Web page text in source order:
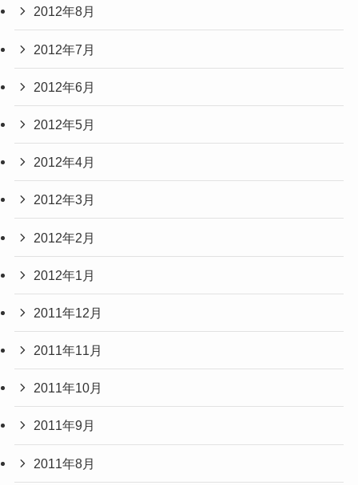
2012年8月
2012年7月
2012年6月
2012年5月
2012年4月
2012年3月
2012年2月
2012年1月
2011年12月
2011年11月
2011年10月
2011年9月
2011年8月